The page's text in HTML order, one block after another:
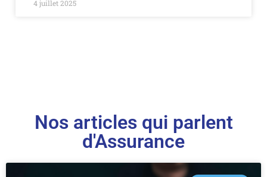
4 juillet 2025
Nos articles qui parlent
d'Assurance